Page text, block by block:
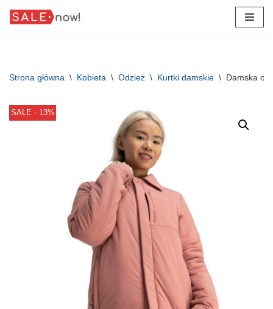
Strona główna \ Kobieta \ Odzież \ Kurtki damskie \ Damska
SALE - 13%